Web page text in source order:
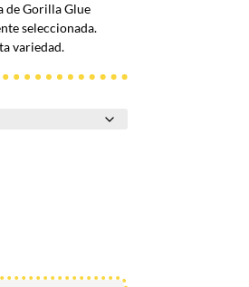
de Gorilla Glue
seleccionada.
variedad.